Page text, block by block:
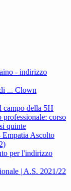
- indirizzo
... Clown
campo della 5H
corso
quinte
Ascolto
per l'indirizzo
| A.S. 2021/22